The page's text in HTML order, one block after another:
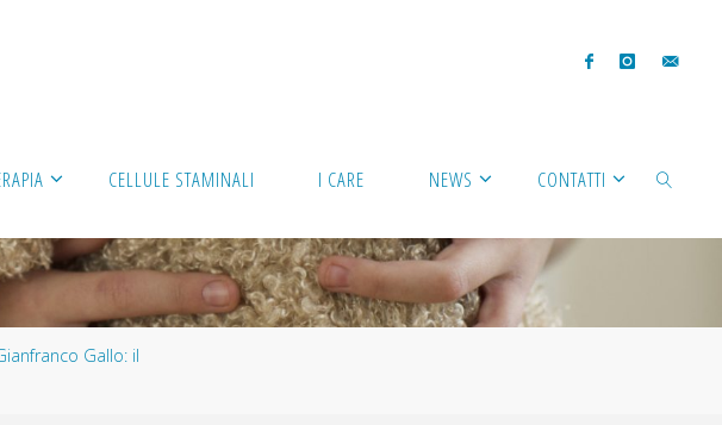
CELLULE STAMINALI I CARE NEWS CONTATTI
Gallo: il